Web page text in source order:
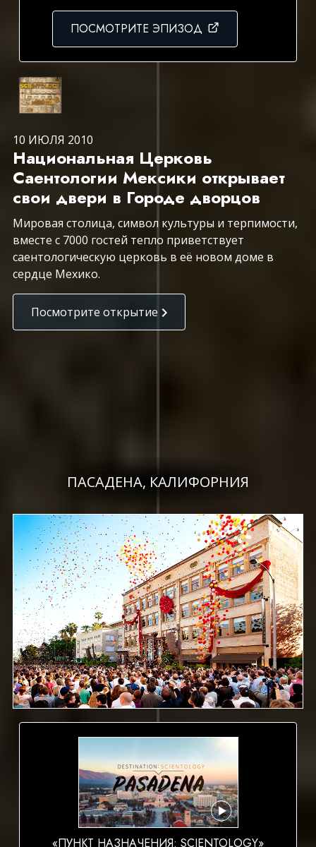
ПОСМОТРИТЕ ЭПИЗОД
10 ИЮЛЯ 2010
Национальная Церковь
Саентологии Мексики открывает
свои двери в Городе дворцов
Мировая столица, символ культуры и терпимости,
вместе с 7000 гостей тепло приветствует
саентологическую церковь в её новом доме в
сердце Мехико.
Посмотрите открытие
ПАСАДЕНА, КАЛИФОРНИЯ
«ПУНКТ НАЗНАЧЕНИЯ: SCIENTOLOGY»